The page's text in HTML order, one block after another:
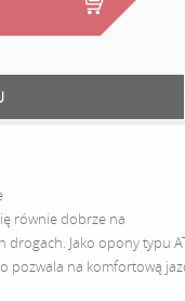
równie dobrze na
drogach. Jako opony typu
pozwala na komfortową